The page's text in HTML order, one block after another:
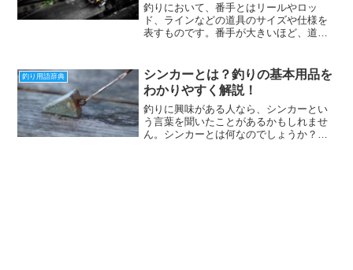
釣りにおいて、番手とはリールやロッ
ド、ラインなどの道具のサイズや仕様を
表すものです。番手が大きいほど、道具
さが高まります。リールの番手スピニン
グリールには、1000番か...
釣り用語辞典
シンカーとは？釣りの基本用品を
わかりやすく解説！
釣りに興味がある人なら、シンカーとい
う言葉を聞いたことがあるかもしれませ
ん。シンカーとは何なのでしょうか？ま